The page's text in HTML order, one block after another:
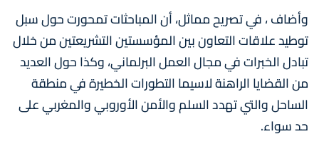
وأضاف ، في تصريح مماثل، أن المباحثات تمحورت حول سبل
توطيد علاقات التعاون بين المؤسستين التشريعتين من خلال
تبادل الخبرات في مجال العمل البرلماني، وكذا حول العديد
من القضايا الراهنة لاسيما التطورات الخطيرة في منطقة
الساحل والتي تهدد السلم والأمن الأوروبي والمغربي على
حد سواء.